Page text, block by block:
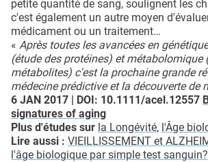
petite quantité de sang, soulignent les
c'est également un autre moyen
médicament ou un traitement…
« Après toutes les avancées en
(étude des protéines) et métabolomique
métabolites) c'est la prochaine grande
médecine prédictive et la découverte de
6 JAN 2017 | DOI: 10.1111/acel.12557
signatures of aging
Plus d'études sur la Longévité, l'Âge
Lire aussi : VIEILLISSEMENT et
l'âge biologique par simple test sanguin?